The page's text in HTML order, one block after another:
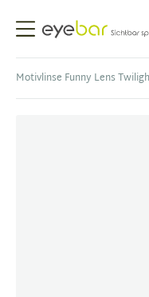
Abele Optic
Motivlinse Funny Lens